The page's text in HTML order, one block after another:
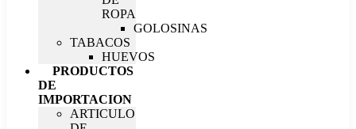
ROPA
GOLOSINAS
TABACOS
HUEVOS
PRODUCTOS
DE
IMPORTACION
ARTICULO